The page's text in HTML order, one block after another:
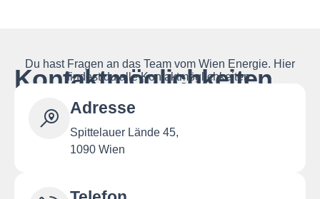
Kontaktmöglichkeiten
Du hast Fragen an das Team vom Wien Energie. Hier
findest du alle Kontaktmöglichkeiten.
Adresse
Spittelauer Lände 45,
1090 Wien